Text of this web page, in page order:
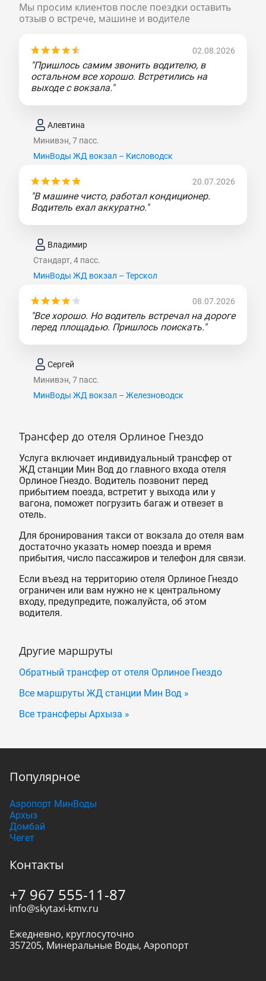
Мы просим клиентов после поездки оставить
отзыв о встрече, машине и водителе
02.08.2026
"Пришлось самим звонить водителю, в
остальном все хорошо. Встретились на
выходе с вокзала."
Алевтина
Минивэн, 7 пасс.
МинВоды ЖД вокзал – Кисловодск
20.07.2026
"В машине чисто, работал кондиционер.
Водитель ехал аккуратно."
Владимир
Стандарт, 4 пасс.
МинВоды ЖД вокзал – Терскол
08.07.2026
"Все хорошо. Но водитель встречал на дороге
перед площадью. Пришлось поискать."
Сергей
Минивэн, 7 пасс.
МинВоды ЖД вокзал – Железноводск
Трансфер до отеля Орлиное Гнездо
Услуга включает индивидуальный трансфер от
ЖД станции Мин Вод до главного входа отеля
Орлиное Гнездо. Водитель позвонит перед
прибытием поезда, встретит у выхода или у
вагона, поможет погрузить багаж и отвезет в
отель.
Для бронирования такси от вокзала до отеля вам
достаточно указать номер поезда и время
прибытия, число пассажиров и телефон для связи.
Если въезд на территорию отеля Орлиное Гнездо
ограничен или вам нужно не к центральному
входу, предупредите, пожалуйста, об этом
водителя.
Другие маршруты
Обратный трансфер от отеля Орлиное Гнездо
Все маршруты ЖД станции Мин Вод »
Все трансферы Архыза »
Популярное
Аэропорт МинВоды
Архыз
Домбай
Чегет
Контакты
+7 967 555-11-87
info@skytaxi-kmv.ru
Ежедневно, круглосуточно
357205, Минеральные Воды, Аэропорт